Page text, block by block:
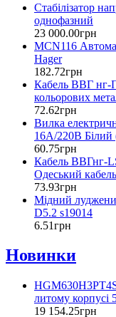
Стабілізатор
однофазний
23 000.00грн
MCN116
Hager
182.72грн
Кабель ВВГ нг-
кольорових
72.62грн
Вилка
16А/220В Білий
60.75грн
Кабель ВВГнг-
Одеський
73.93грн
Мідний
D5.2 s19014
6.51грн
Новинки
литому
19 154.25грн